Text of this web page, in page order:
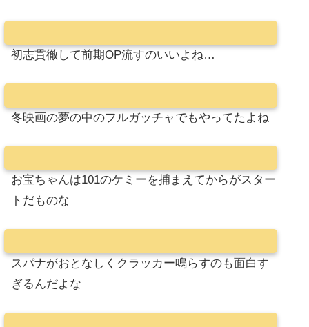
初志貫徹して前期OP流すのいいよね…
冬映画の夢の中のフルガッチャでもやってたよね
お宝ちゃんは101のケミーを捕まえてからがスター
トだものな
スパナがおとなしくクラッカー鳴らすのも面白す
ぎるんだよな